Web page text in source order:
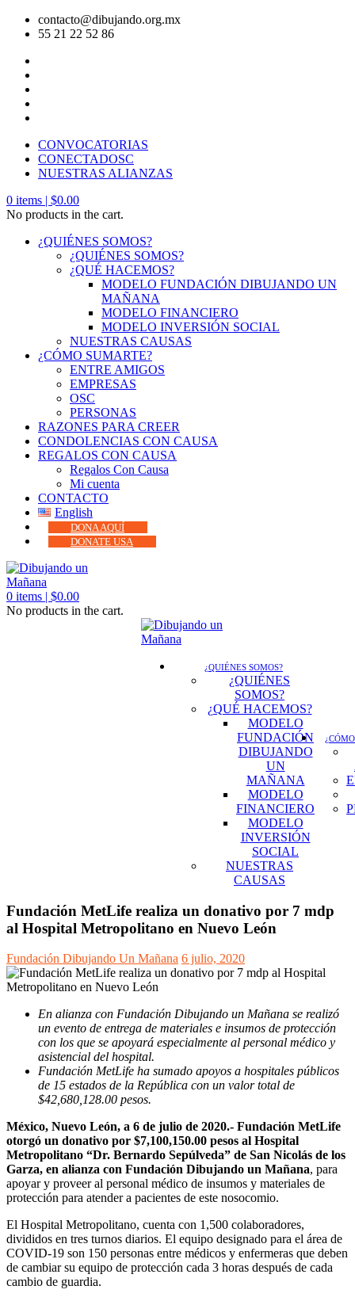
contacto@dibujando.org.mx
55 21 22 52 86
CONVOCATORIAS
CONECTADOSC
NUESTRAS ALIANZAS
0 items | $0.00
No products in the cart.
¿QUIÉNES SOMOS?
¿QUIÉNES SOMOS?
¿QUÉ HACEMOS?
MODELO FUNDACIÓN DIBUJANDO UN
MAÑANA
MODELO FINANCIERO
MODELO INVERSIÓN SOCIAL
NUESTRAS CAUSAS
¿CÓMO SUMARTE?
ENTRE AMIGOS
EMPRESAS
OSC
PERSONAS
RAZONES PARA CREER
CONDOLENCIAS CON CAUSA
REGALOS CON CAUSA
Regalos Con Causa
Mi cuenta
CONTACTO
English
DONA AQUÍ
DONATE USA
0 items | $0.00
No products in the cart.
¿QUIÉNES SOMOS?
¿QUIÉNES
SOMOS?
¿QUÉ HACEMOS?
MODELO
FUNDACIÓN
DIBUJANDO
UN
MAÑANA
MODELO
FINANCIERO
MODELO
INVERSIÓN
SOCIAL
NUESTRAS
CAUSAS
Fundación MetLife realiza un donativo por 7 mdp
al Hospital Metropolitano en Nuevo León
Fundación Dibujando Un Mañana 6 julio, 2020
En alianza con Fundación Dibujando un Mañana se realizó
un evento de entrega de materiales e insumos de protección
con los que se apoyará especialmente al personal médico y
asistencial del hospital.
Fundación MetLife ha sumado apoyos a hospitales públicos
de 15 estados de la República con un valor total de
$42,680,128.00 pesos.
México, Nuevo León, a 6 de julio de 2020.- Fundación MetLife
otorgó un donativo por $7,100,150.00 pesos al Hospital
Metropolitano “Dr. Bernardo Sepúlveda” de San Nicolás de los
Garza, en alianza con Fundación Dibujando un Mañana, para
apoyar y proveer al personal médico de insumos y materiales de
protección para atender a pacientes de este nosocomio.
El Hospital Metropolitano, cuenta con 1,500 colaboradores,
divididos en tres turnos diarios. El equipo designado para el área de
COVID-19 son 150 personas entre médicos y enfermeras que deben
de cambiar su equipo de protección cada 3 horas después de cada
cambio de guardia.